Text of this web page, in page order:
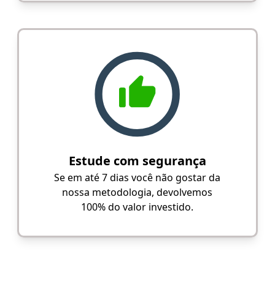
Estude com segurança
Se em até 7 dias você não gostar da
nossa metodologia, devolvemos
100% do valor investido.